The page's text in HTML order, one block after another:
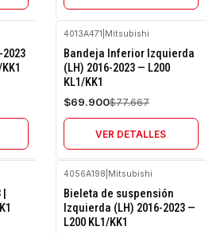
-10%
OFF
Agotado
4013A471 Mitsubishi
Bandeja Inferior Izquierda
(LH) 2016-2023 — L200
KL1/KK1
$69.900$77.667
VER DETALLES
|
-10%
OFF
Agotado
4056A198 Mitsubishi
Bieleta de suspensión
Izquierda (LH) 2016-2023 —
L200 KL1/KK1